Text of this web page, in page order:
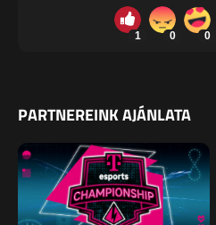
1 0 0
PARTNEREINK AJÁNLATA